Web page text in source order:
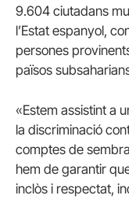
9.604 ciutadans
l’Estat espanyol,
persones
països
«Estem assistint a
la discriminació
comptes de
hem de garantir
inclòs i respectat,